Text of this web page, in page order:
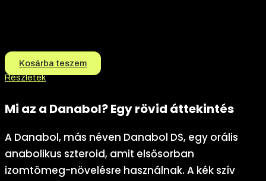
Kosárba teszem
Részletek
Mi az a Danabol? Egy rövid áttekintés
A Danabol, más néven Danabol DS, egy orális
anabolikus szteroid, amit elsősorban
izomtömeg-növelésre használnak. A kék szív